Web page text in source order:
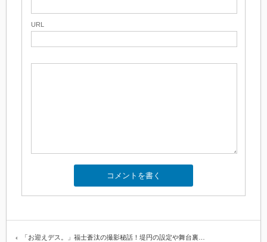
URL
「お迎えデス。」福士蒼汰の撮影秘話！堤円の設定や舞台裏…